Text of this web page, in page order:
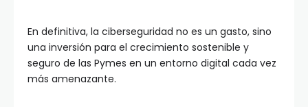
En definitiva, la ciberseguridad no es un gasto, sino
una inversión para el crecimiento sostenible y
seguro de las Pymes en un entorno digital cada vez
más amenazante.